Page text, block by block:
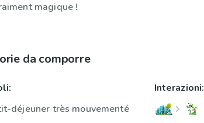
magique !
da comporre
déjeuner très mouvementé
Interazioni: